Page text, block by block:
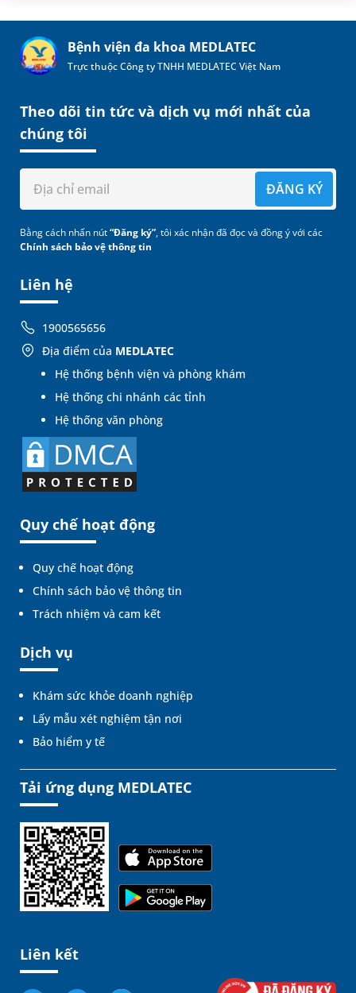
Bệnh viện đa khoa MEDLATEC
Trực thuộc Công ty TNHH MEDLATEC Việt Nam
Liên hệ
1900565656
Địa điểm của MEDLATEC
Hệ thống bệnh viện và phòng khám
Hệ thống chi nhánh các tỉnh
Hệ thống văn phòng
Quy chế hoạt động
Quy chế hoạt động
Chính sách bảo vệ thông tin
Trách nhiệm và cam kết
Dịch vụ
Khám sức khỏe doanh nghiệp
Lấy mẫu xét nghiệm tận nơi
Bảo hiểm y tế
Theo dõi tin tức và dịch vụ mới nhất của
chúng tôi
ĐĂNG KÝ
Bằng cách nhấn nút“Đăng ký”, tôi xác nhận đã đọc và đồng ý với các
Chính sách bảo vệ thông tin
Tải ứng dụng MEDLATEC
Liên kết